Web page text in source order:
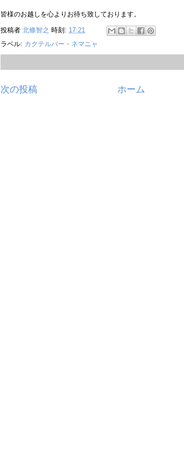
皆様のお越しを心よりお待ち致しております。
投稿者 北條智之 時刻: 17:21
ラベル: カクテルバー・ネマニャ
次の投稿 ホーム